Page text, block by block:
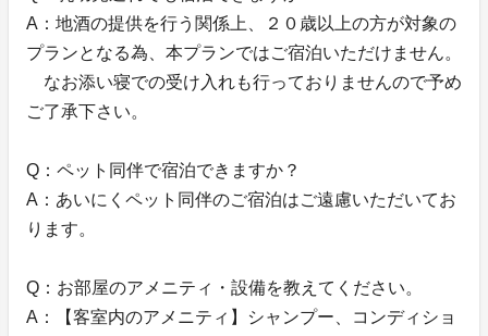
A：地酒の提供を行う関係上、２０歳以上の方が対象の
プランとなる為、本プランではご宿泊いただけません。
なお添い寝での受け入れも行っておりませんので予め
ご了承下さい。
Q：ペット同伴で宿泊できますか？
A：あいにくペット同伴のご宿泊はご遠慮いただいてお
ります。
Q：お部屋のアメニティ・設備を教えてください。
A：【客室内のアメニティ】シャンプー、コンディショ